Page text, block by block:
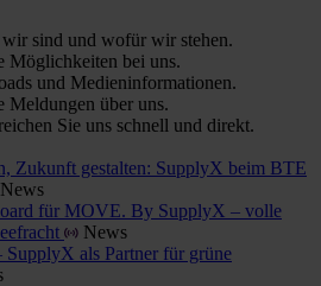
sind und wofür wir stehen.
Möglichkeiten bei uns.
und Medieninformationen.
Meldungen über uns.
Sie uns schnell und direkt.
Zukunft gestalten: SupplyX beim BTE
News
für MOVE. By SupplyX – volle
News
als Partner für grüne